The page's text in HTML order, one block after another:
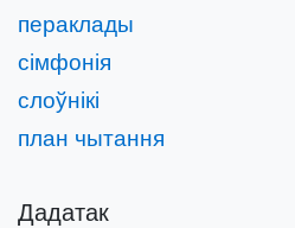
пераклады
сімфонія
слоўнікі
план чытання
Дадатак